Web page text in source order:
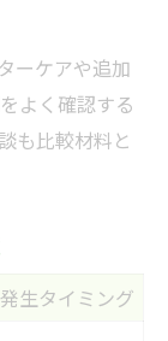
ーケアや追加
よく確認する
も比較材料と
発生タイミング